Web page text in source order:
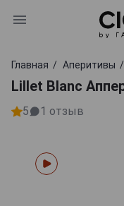
Главная Аперитивы
Lillet Blanc
5 1 отзыв